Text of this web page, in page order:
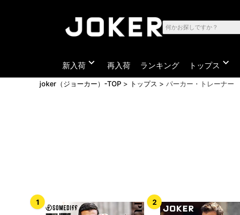
新入荷 expand_more 再入荷 ランキング トップス expand_more
joker（ジョーカー）-TOP トップス パーカー・トレーナー